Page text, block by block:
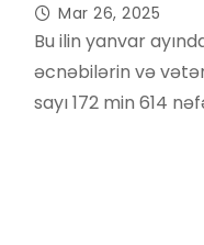
Mar 26, 2025
Bu ilin yanvar
əcnəbilərin və
sayı 172 min 614